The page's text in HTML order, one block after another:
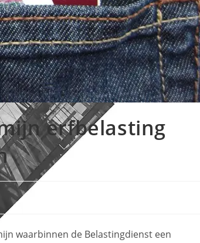
erfbelasting
waarbinnen de Belastingdienst een